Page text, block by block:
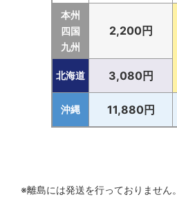
本州
四国
九州
2,200円
北海道 3,080円
沖縄 11,880円
※離島には発送を行っておりません。